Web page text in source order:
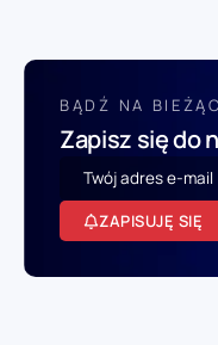
BĄDŹ NA
Zapisz się do
ZAPISUJĘ SIĘ